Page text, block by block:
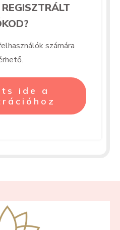
számára
ide a